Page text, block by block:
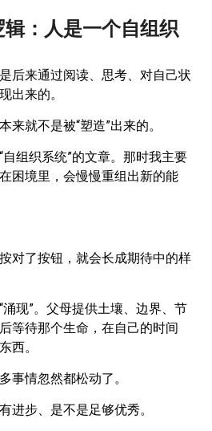
：人是一个自组织
后来通过阅读、思考、对自己状
出来的。
来就不是被“塑造”出来的。
组织系统”的文章。那时我主要
困境里，会慢慢重组出新的能
对了按钮，就会长成期待中的样
现”。父母提供土壤、边界、节
等待那个生命，在自己的时间
西。
事情忽然都松动了。
进步、是不是足够优秀。